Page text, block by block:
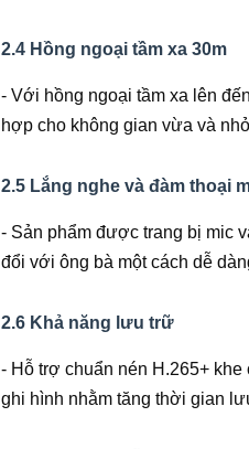
2.4 Hồng ngoại tầm xa 30m
- Với hồng ngoại tầm xa lên
hợp cho không gian vừa và
2.5 Lắng nghe và đàm thoại
- Sản phẩm được trang bị mic
đổi với ông bà một cách dễ
2.6 Khả năng lưu trữ
- Hỗ trợ chuẩn nén H.265+
ghi hình nhằm tăng thời gian